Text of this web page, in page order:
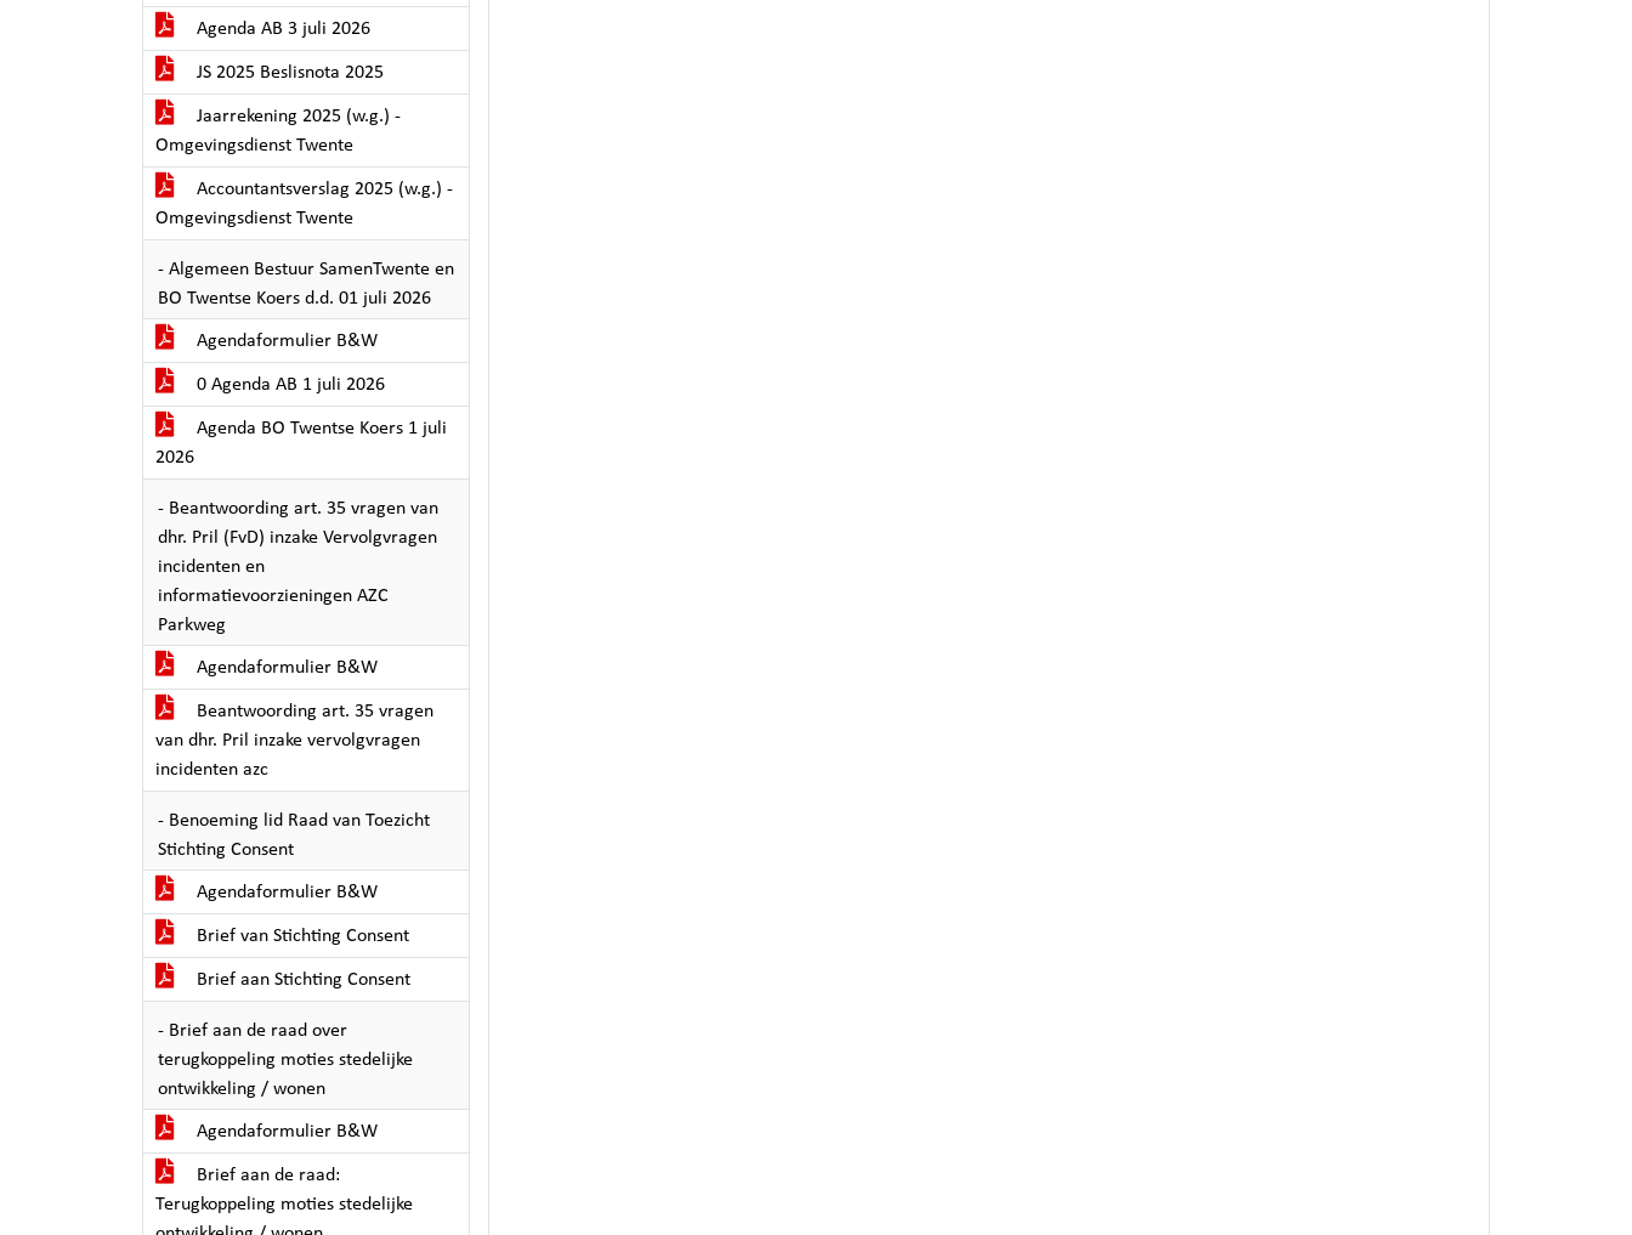
Agenda AB 3 juli 2026
JS 2025 Beslisnota 2025
Jaarrekening 2025 (w.g.) -
Omgevingsdienst Twente
Accountantsverslag 2025 (w.g.) -
Omgevingsdienst Twente
- Algemeen Bestuur SamenTwente en
BO Twentse Koers d.d. 01 juli 2026
Agendaformulier B&W
0 Agenda AB 1 juli 2026
Agenda BO Twentse Koers 1 juli
2026
- Beantwoording art. 35 vragen van
dhr. Pril (FvD) inzake Vervolgvragen
incidenten en
informatievoorzieningen AZC
Parkweg
Agendaformulier B&W
Beantwoording art. 35 vragen
van dhr. Pril inzake vervolgvragen
incidenten azc
- Benoeming lid Raad van Toezicht
Stichting Consent
Agendaformulier B&W
Brief van Stichting Consent
Brief aan Stichting Consent
- Brief aan de raad over
terugkoppeling moties stedelijke
ontwikkeling / wonen
Agendaformulier B&W
Brief aan de raad:
Terugkoppeling moties stedelijke